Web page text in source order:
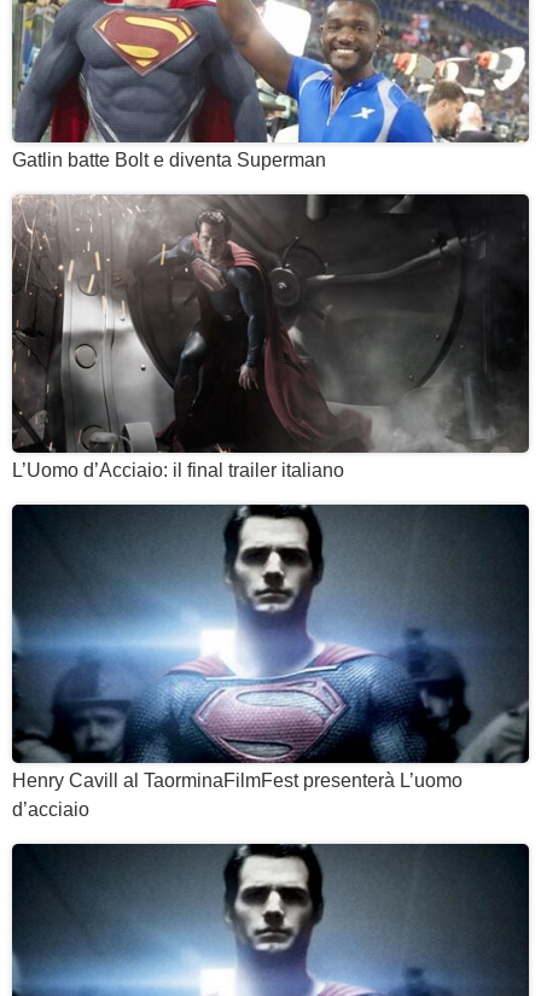
Gatlin batte Bolt e diventa Superman
L’Uomo d’Acciaio: il final trailer italiano
Henry Cavill al TaorminaFilmFest presenterà L’uomo
d’acciaio